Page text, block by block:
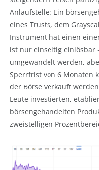
Anlaufstelle: Ein
eines Trusts, dem
Instrument hat einen
ist nur einseitig einlösbar
umgewandelt werden,
Sperrfrist von 6 Monaten
der Börse verkauft
Leute investierten,
börsengehandelten
zweistelligen